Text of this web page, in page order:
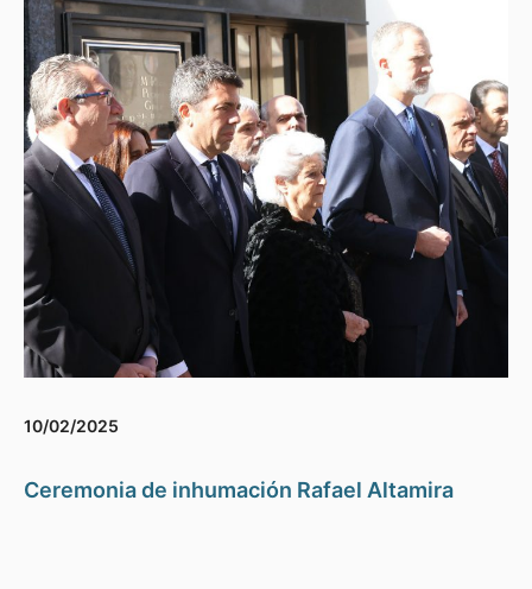
10/02/2025
Ceremonia de inhumación Rafael Altamira